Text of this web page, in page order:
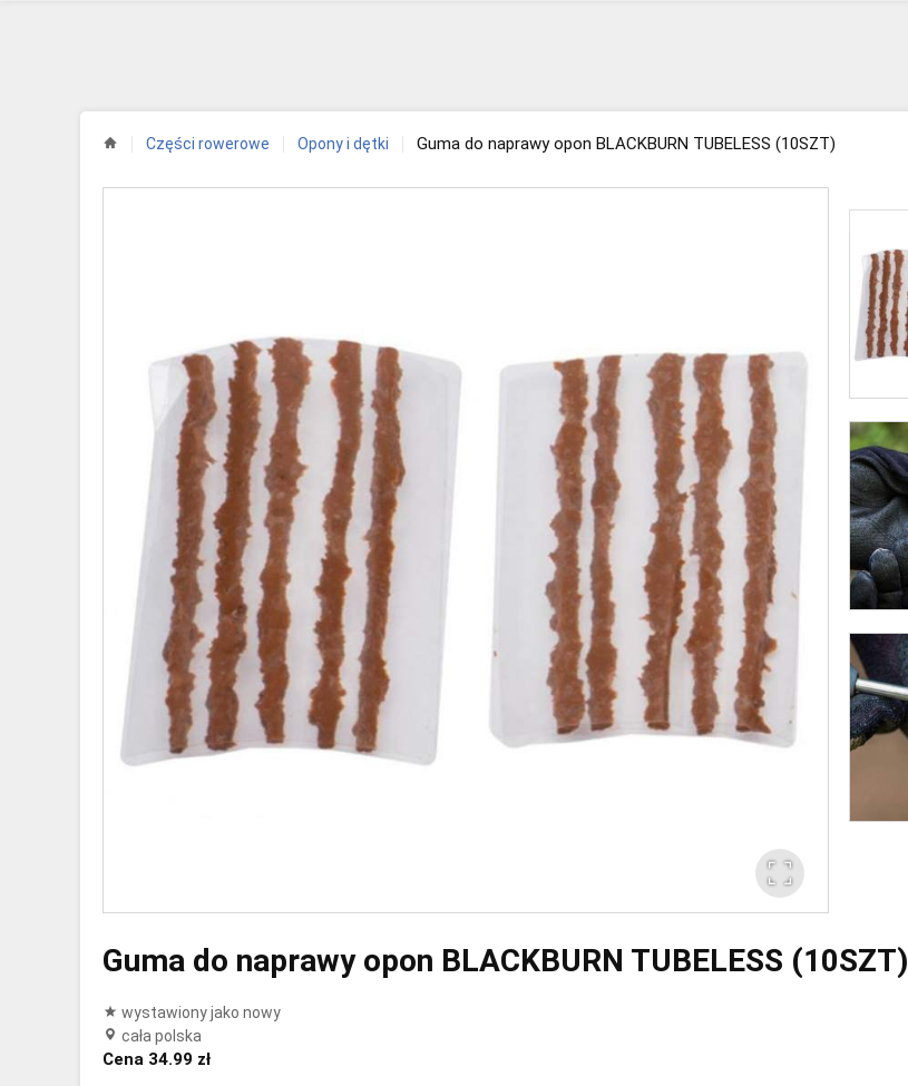
Części rowerowe Opony i dętki Guma do naprawy opon BLACKBURN TUBELESS (10SZT)
Guma do naprawy opon BLACKBURN TUBELESS (10SZT)
wystawiony jako nowy
cała polska
Cena 34.99 zł